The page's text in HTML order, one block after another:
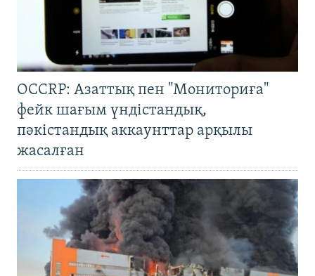
OCCRP: Азаттық пен "Мониториға"
фейк шағым үндістандық,
пәкістандық аккаунттар арқылы
жасалған